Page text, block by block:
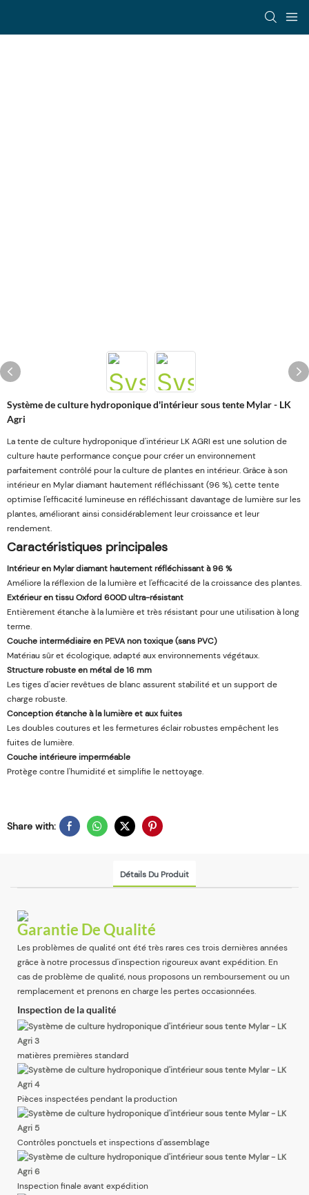
Système de culture hydroponique d'intérieur sous tente Mylar - LK
Agri
La tente de culture hydroponique d'intérieur LK AGRI est une solution de
culture haute performance conçue pour créer un environnement
parfaitement contrôlé pour la culture de plantes en intérieur. Grâce à son
intérieur en Mylar diamant hautement réfléchissant (96 %), cette tente
optimise l'efficacité lumineuse en réfléchissant davantage de lumière sur les
plantes, améliorant ainsi considérablement leur croissance et leur
rendement.
Caractéristiques principales
Intérieur en Mylar diamant hautement réfléchissant à 96 %
Améliore la réflexion de la lumière et l'efficacité de la croissance des plantes.
Extérieur en tissu Oxford 600D ultra-résistant
Entièrement étanche à la lumière et très résistant pour une utilisation à long
terme.
Couche intermédiaire en PEVA non toxique (sans PVC)
Matériau sûr et écologique, adapté aux environnements végétaux.
Structure robuste en métal de 16 mm
Les tiges d'acier revêtues de blanc assurent stabilité et un support de
charge robuste.
Conception étanche à la lumière et aux fuites
Les doubles coutures et les fermetures éclair robustes empêchent les
fuites de lumière.
Couche intérieure imperméable
Protège contre l'humidité et simplifie le nettoyage.
Share with:
Détails Du Produit
Garantie De Qualité
Les problèmes de qualité ont été très rares ces trois dernières années
grâce à notre processus d'inspection rigoureux avant expédition. En
cas de problème de qualité, nous proposons un remboursement ou un
remplacement et prenons en charge les pertes occasionnées.
Inspection de la qualité
matières premières standard
Pièces inspectées pendant la production
Contrôles ponctuels et inspections d'assemblage
Inspection finale avant expédition